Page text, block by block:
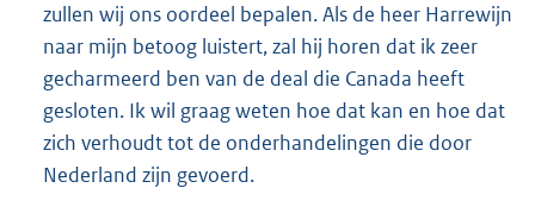
zullen wij ons oordeel bepalen. Als de heer Harrewijn
naar mijn betoog luistert, zal hij horen dat ik zeer
gecharmeerd ben van de deal die Canada heeft
gesloten. Ik wil graag weten hoe dat kan en hoe dat
zich verhoudt tot de onderhandelingen die door
Nederland zijn gevoerd.